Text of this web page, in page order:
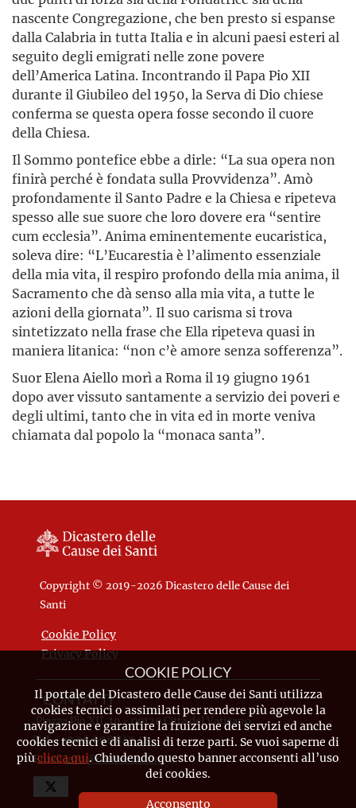
nascente Congregazione, che ben presto si espanse
dalla Calabria in tutta Italia e in alcuni paesi esteri al
seguito degli emigrati nelle zone povere
dell’America Latina. Incontrando il Papa Pio XII
durante il Giubileo del 1950, la Serva di Dio chiese
conferma se questa opera fosse secondo il cuore
della Chiesa.
Il Sommo pontefice ebbe a dirle: “La sua opera non
finirà perché è fondata sulla Provvidenza”. Amò
profondamente il Santo Padre e la Chiesa e ripeteva
spesso alle sue suore che loro dovere era “sentire
cum ecclesia”. Anima eminentemente eucaristica,
soleva dire: “L’Eucarestia è l’alimento essenziale
della mia vita, il respiro profondo della mia anima, il
Sacramento che dà senso alla mia vita, a tutte le
azioni della giornata”. Il suo carisma si trova
sintetizzato nella frase che Ella ripeteva quasi in
maniera litanica: “non c’è amore senza sofferenza”.
Suor Elena Aiello morì a Roma il 19 giugno 1961
dopo aver vissuto santamente a servizio dei poveri e
degli ultimi, tanto che in vita ed in morte veniva
chiamata dal popolo la “monaca santa”.
Copyright © 2019-2026 Dicastero delle Cause dei
Santi
Cookie Policy
Privacy Policy
CONTATTI
Piazza Pio XII, 10 - 00120 Città del Vaticano
Tel. +39.06.698.842.44
Emailinfo@causesanti.va
COOKIE POLICY
Il portale del Dicastero delle Cause dei Santi utilizza
cookies tecnici o assimilati per rendere più agevole la
navigazione e garantire la fruizione dei servizi ed anche
cookies tecnici e di analisi di terze parti. Se vuoi saperne di
piùclicca qui. Chiudendo questo banner acconsenti all’uso
dei cookies.
Acconsento